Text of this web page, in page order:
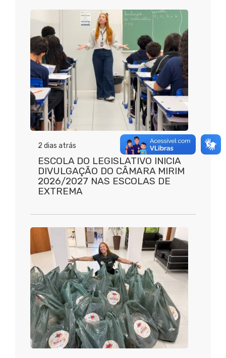
2 dias atrás
ESCOLA DO LEGISLATIVO INICIA
DIVULGAÇÃO DO CÂMARA MIRIM
2026/2027 NAS ESCOLAS DE
EXTREMA